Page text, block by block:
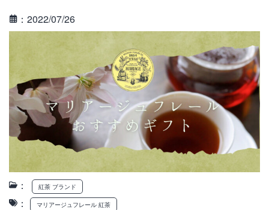
：2022/07/26
： 紅茶 ブランド
： マリアージュフレール 紅茶